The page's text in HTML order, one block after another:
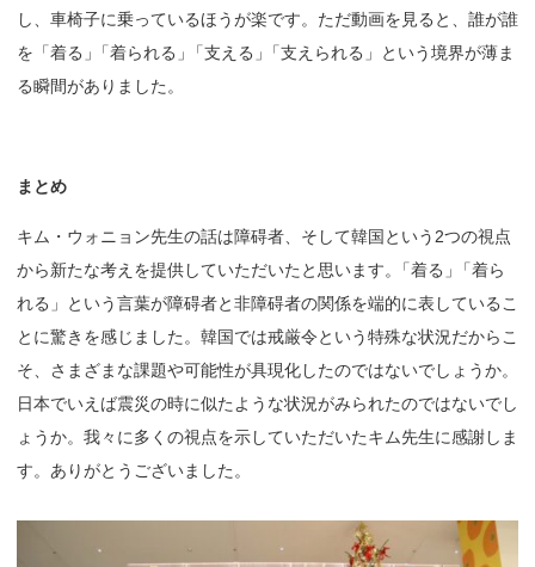
し、車椅子に乗っているほうが楽です。ただ動画を見ると、誰が誰
を「着る 」 「着られる 」 「支える 」
「支えられる」という境界が薄ま
る瞬間がありました。
まとめ
キム・ウォニョン先生の話は障碍者、そして韓国という2つの視点
から新たな考えを提供していただいたと思います。 「着る 」
「着ら
れる」という言葉が障碍者と非障碍者の関係を端的に表しているこ
とに驚きを感じました。韓国では戒厳令という特殊な状況だからこ
そ、さまざまな課題や可能性が具現化したのではないでしょうか。
日本でいえば震災の時に似たような状況がみられたのではないでし
ょうか。我々に多くの視点を示していただいたキム先生に感謝しま
す。ありがとうございました。